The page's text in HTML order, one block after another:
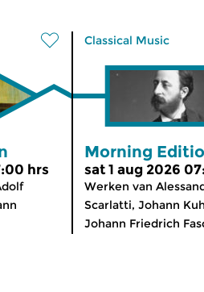
hrs
Classical Music
Morning
sat 1 aug 2026
Werken van
Scarlatti, Johann
Johann Friedrich